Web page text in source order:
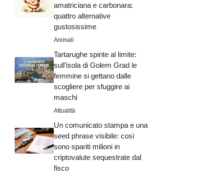
amatriciana e carbonara:
quattro alternative
gustosissime
Animali
Tartarughe spinte al limite:
sull’isola di Golem Grad le
femmine si gettano dalle
scogliere per sfuggire ai
maschi
Attualità
Un comunicato stampa e una
seed phrase visibile: così
sono spariti milioni in
criptovalute sequestrate dal
fisco